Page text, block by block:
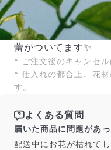
蕾がついてます✨
* ご注文後のキャンセル
* 仕入れの都合上、花
す。
よくある質問
届いた商品に問題があ
配送中にお花が枯れて